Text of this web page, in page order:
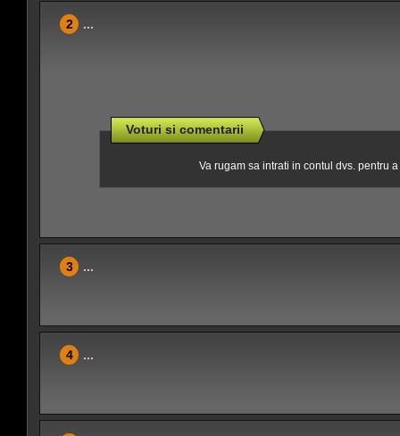
2 ...
Voturi si comentarii
Va rugam sa intrati in contul dvs. pentru
3 ...
4 ...